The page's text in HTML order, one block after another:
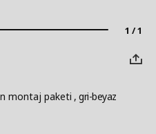
1 / 1
montaj paketi , gri-beyaz